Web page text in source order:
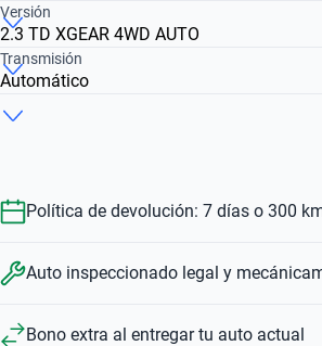
2019
$ 32.932.000
2022
Versión
2.3 TD XGEAR 4WD AUTO
2.3 TD NP300 XE
Transmisión
Automático
Política de devolución: 7 días o 300
Auto inspeccionado legal y
Bono extra al entregar tu auto actual